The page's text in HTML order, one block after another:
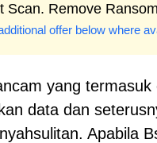
Scan. Remove
offer below where
yang
data dan
Apabila